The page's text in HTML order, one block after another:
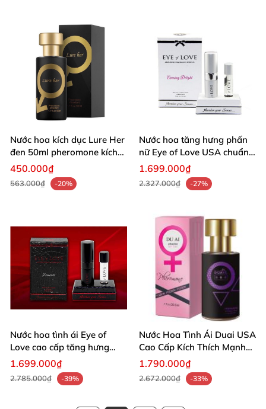
Nước hoa kích dục Lure Her
đen 50ml pheromone kích
thích mạnh mẽ
450.000₫
563.000₫ -20%
Nước hoa tăng hưng phấn
nữ Eye of Love USA chuẩn
Mỹ
1.699.000₫
2.327.000₫ -27%
Nước hoa tình ái Eye of
Love cao cấp tăng hưng
phấn nam nữ
1.699.000₫
2.785.000₫ -39%
Nước Hoa Tình Ái Duai USA
Cao Cấp Kích Thích Mạnh
Mẽ Cho Đôi
1.790.000₫
2.672.000₫ -33%